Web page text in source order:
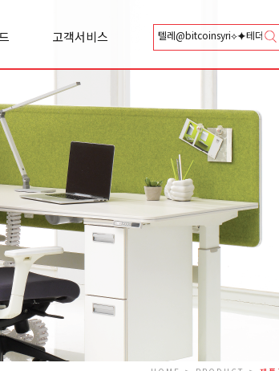
고객서비스
상담신청
카달로그 신청
Q&A
A/S 신청
총판안내
협력업체등록안내